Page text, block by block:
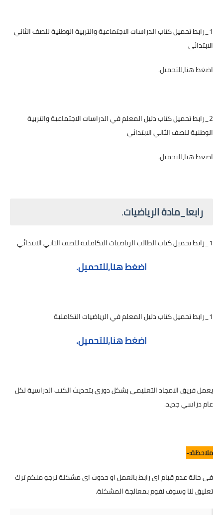
1_رابط تحميل كتاب الدراسات الاجتماعية والتربية الوطنية للصف الثاني
الابتدائي
اضغط هنا,للتحميل.
2_رابط تحميل كتاب دليل المعلم في الدراسات الاجتماعية والتربية
الوطنية للصف الثاني الابتدائي
اضغط هنا,للتحميل.
رابعا_مادة الرياضيات.
1_رابط تحميل كتاب الطالب الرياضيات التكاملية للصف الثاني الابتدائي
اضغط هنا,للتحميل.
1_رابط تحميل كتاب دليل المعلم في الرياضيات التكاملية
اضغط هنا,للتحميل.
يعمل فريق الامجاد التعليمي بشكل دوري بتحديث الكتب الدراسية لكل
عام دراسي جديد.
ملاحظة:-
في حالة عدم قيام اي رابط بالعمل او حدوث اي مشكلة نرجو منكم ترك
تعليق لنا وسوف نقوم بمعالجة المشكلة.